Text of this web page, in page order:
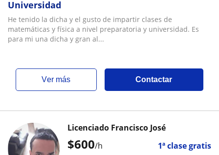
Universidad
He tenido la dicha y el gusto de impartir clases de
matemáticas y física a nivel preparatoria y universidad. Es
para mi una dicha y gran al...
ver más Contactar
$600/h 1ª clase gratis
Licenciado Francisco José